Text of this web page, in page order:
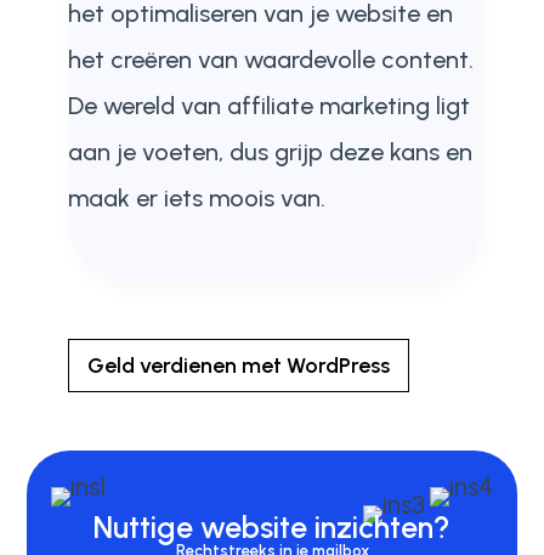
het optimaliseren van je website en
het creëren van waardevolle content.
De wereld van affiliate marketing ligt
aan je voeten, dus grijp deze kans en
maak er iets moois van.
Geld verdienen met WordPress
Nuttige website inzichten?
Rechtstreeks in je mailbox